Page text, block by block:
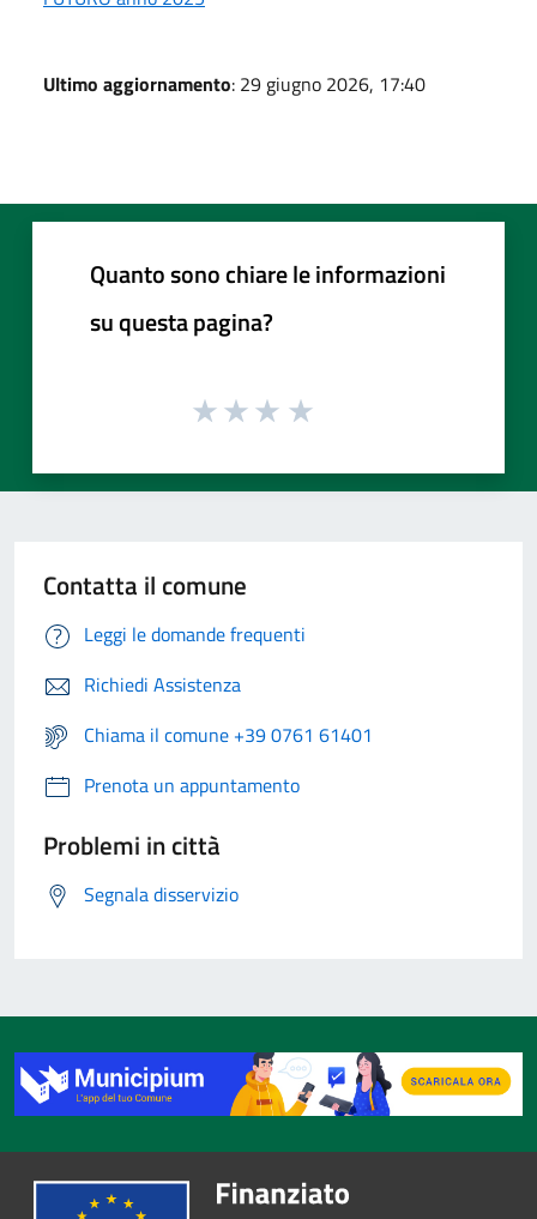
Ultimo aggiornamento: 29 giugno 2026, 17:40
Quanto sono chiare le informazioni
su questa pagina?
Contatta il comune
Leggi le domande frequenti
Richiedi Assistenza
Chiama il comune +39 0761 61401
Prenota un appuntamento
Problemi in città
Segnala disservizio